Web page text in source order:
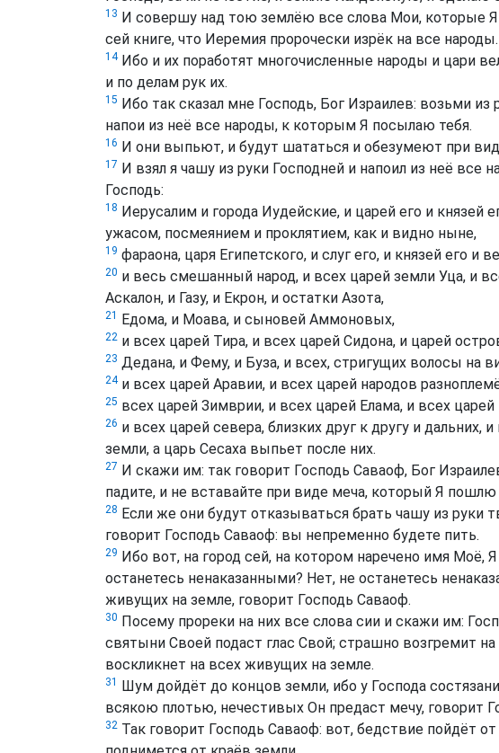
13 И совершу над тою землёю все слова Мои, которые Я
сей книге, что Иеремия пророчески изрёк на все народы.
14Ибо и их поработят многочисленные народы и цари
и по делам рук их.
15 Ибо так сказал мне Господь, Бог Израилев: возьми
напои из неё все народы, к которым Я посылаю тебя.
16 И они выпьют, и будут шататься и обезумеют при
17 И взял я чашу из руки Господней и напоил из неё все
Господь:
18 Иерусалим и города Иудейские, и царей его и князей
ужасом, посмеянием и проклятием, как и видно ныне,
19 фараона, царя Египетского, и слуг его, и князей его и
20 и весь смешанный народ, и всех царей земли Уца, и
Аскалон, и Газу, и Екрон, и остатки Азота,
21 Едома, и Моава, и сыновей Аммоновых,
22 и всех царей Тира, и всех царей Сидона, и царей
23 Дедана, и Фему, и Буза, и всех, стригущих волосы на
24и всех царей Аравии, и всех царей народов
25 всех царей Зимврии, и всех царей Елама, и всех
26 и всех царей севера, близких друг к другу и
земли, а царь Сесаха выпьет после них.
27 И скажи им: так говорит Господь Саваоф, Бог
падите, и не вставайте при виде меча, который Я пошлю
28 Если же они будут отказываться брать чашу из руки
говорит Господь Саваоф: вы непременно будете пить.
29 Ибо вот, на город сей, на котором наречено имя Моё,
останетесь ненаказанными? Нет, не останетесь
живущих на земле, говорит Господь Саваоф.
30 Посему прореки на них все слова сии и скажи им:
святыни Своей подаст глас Свой; страшно возгремит
воскликнет на всех живущих на земле.
31 Шум дойдёт до концов земли, ибо у Господа
всякою плотью, нечестивых Он предаст мечу, говорит
32 Так говорит Господь Саваоф: вот, бедствие пойдёт